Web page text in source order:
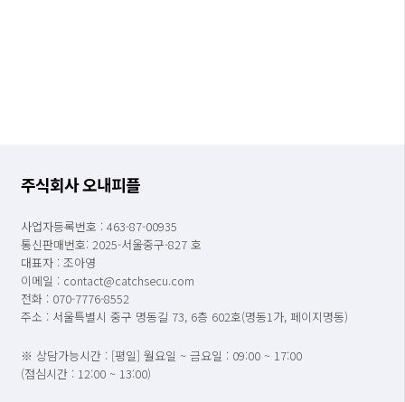
주식회사 오내피플
사업자등록번호 : 463-87-00935
통신판매번호: 2025-서울중구-827 호
대표자 : 조아영
이메일 : contact@catchsecu.com
전화 : 070-7776-8552
주소 : 서울특별시 중구 명동길 73, 6층 602호(명동1가, 페이지명동)
※ 상담가능시간 : [평일] 월요일 ~ 금요일 : 09:00 ~ 17:00
(점심시간 : 12:00 ~ 13:00)